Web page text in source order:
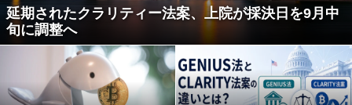
延期されたクラリティー法案、上院が採決日を9月中
旬に調整へ